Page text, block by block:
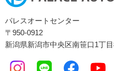
パレスオートセンター
〒950-0912
新潟県新潟市中央区南笹口1丁